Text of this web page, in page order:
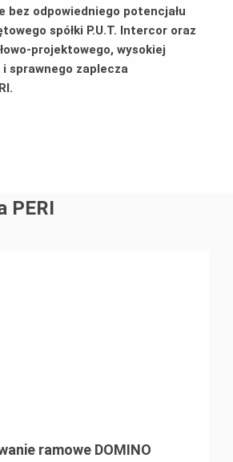
bez odpowiedniego potencjału
spółki P.U.T. Intercor oraz
projektowego, wysokiej
sprawnego zaplecza
PERI
ramowe DOMINO